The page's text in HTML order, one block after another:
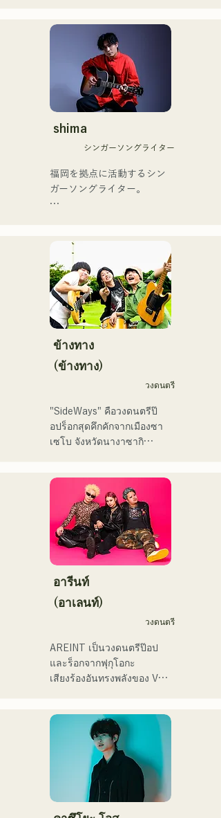
จำหน่ายในวันที่ 25 มิถุนายน
もゴールデンブザーを獲得
した、ノボせもんなべの応
援歌「ゴールデンブザー」
や、アメリカ留学時代の心
友とコライトした本格的カ
ントリーソング「Life Goes
それらの楽曲を揃えた自身
初のフルアルバム「ONE
2025.12.31にリリースし、
iTunesカントリーアルバム
て」、FBS「福岡く
ん。」、「発見らくちゃ
く！」やFUKUOKA
STREET PARTY、
Hannibal Halloween Music
Festival ,sunset live2019、
鷹祭Summer Boostイベン
トステージにも出演。MCと
cup2019 Public viewing、競
輪日本一ダービーの場内ア
ナウンス、ラグビー女子日
本代表世界大会スタジアム
滑走屋場内アナウンス、ク
リスマスアドベント、イス
ラデサルサ、福岡ウィニン
グスピリッツのスタジアム
DJ、金鷲旗、山笠関連イベ
ント、地域イベント、
Ramen Tech2025(global
summit)、福岡市武道館オー
プニング記念イベント,結婚
式様々な分野で活動。
す。
アーティストの日本人父と
アメリカ人母から生まれた
ユニット
コロナ禍に入り、音楽で山
口県を盛り上げたいという
思いからユニットを始動。
当初は動画配信サイトでの
活動のみだったが、2020年
12月より、山口県の地元イ
地元音楽イベントやライブ
ハウスを中心にパフォーマ
ンスをしている。
shima
シンガーソングライター
福岡を拠点に活動するシン
ガーソングライター。
ードの繊細さを併せ持つ楽
曲を届けている。
コンセプトは、「等身大の
ままで。僕とあなたのため
の音楽を。」気持ちが落ち
まう時こそ聴いてほしい。
自分自身も迷いや葛藤を抱
作り物ではなく、ありのま
まの感情や言葉をそのまま
音楽にしている。
2024年10月より音楽活動を
福岡を中心にブッキングラ
イブや路上ライブなど精力
的に活動を行っている。
2025年11月22日にはファー
催。
ข้างทาง
(ข้างทาง)
วงดนตรี
"SideWays" คือวงดนตรีป๊
อปร็อกสุดคึกคักจากเมืองซา
เซโบ จังหวัดนางาซากิ
พวกเขาได้ปล่อยอีพีใหม่
"Yume Sen'ya" และออกทัวร์
คอนเสิร์ตทั่วประเทศ
ลองฟังเพลงสนุกๆ ที่สร้างจาก
นวนิยายของพวกเขาดูสิ!
อารีนท์
(อาเลนท์)
วงดนตรี
AREINT เป็นวงดนตรีป๊อป
และร็อกจากฟุกุโอกะ
เสียงร้องอันทรงพลังของ Vo.
เอกลักษณ์เฉพาะตัวของ
SEIYA มือเบส และ SHO มือ
กลอง ก่อให้เกิดดนตรีร็อกที่
ติดหูแต่คุ้นเคย ซึ่งเป็น
เอกลักษณ์เฉพาะตัวของ
AREINT
เพลง "Remember Me" ของ